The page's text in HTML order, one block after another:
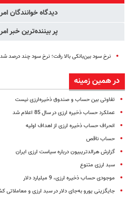
دیدگاه خوانندگان
پر بیننده‌ترین خبر
نرخ سود بین‌بانکی بالا رفت؛ نرخ سود چند درصد
در همین زمینه
تفاوتی بین حساب و صندوق ذخیره‌ارزی نیست
عملکرد حساب ذخیره ارزی در سال 85 اعلام شد
انحراف حساب ذخیره ارزی از اهداف اولیه
حساب ناقص
گزارش هرالد‌تریبیون درباره سیاست ارزی ایران
سبد ارزی متنوع
موجودی حساب ذخیره ارزی، 9 میلیارد دلار
جایگزینی یورو به‌جای دلار در سبد ارزی و معاملاتی